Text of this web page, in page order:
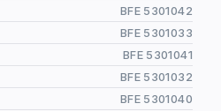
BFE 5301042
BFE 5301033
BFE 5301041
BFE 5301032
BFE 5301040